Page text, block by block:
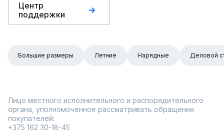
Центр
поддержки
Большие размеры Летние Нарядные Деловой
Лицо местного исполнительного и распорядительного
органа, уполномоченное рассматривать обращения
покупателей:
+375 162 30-18-45